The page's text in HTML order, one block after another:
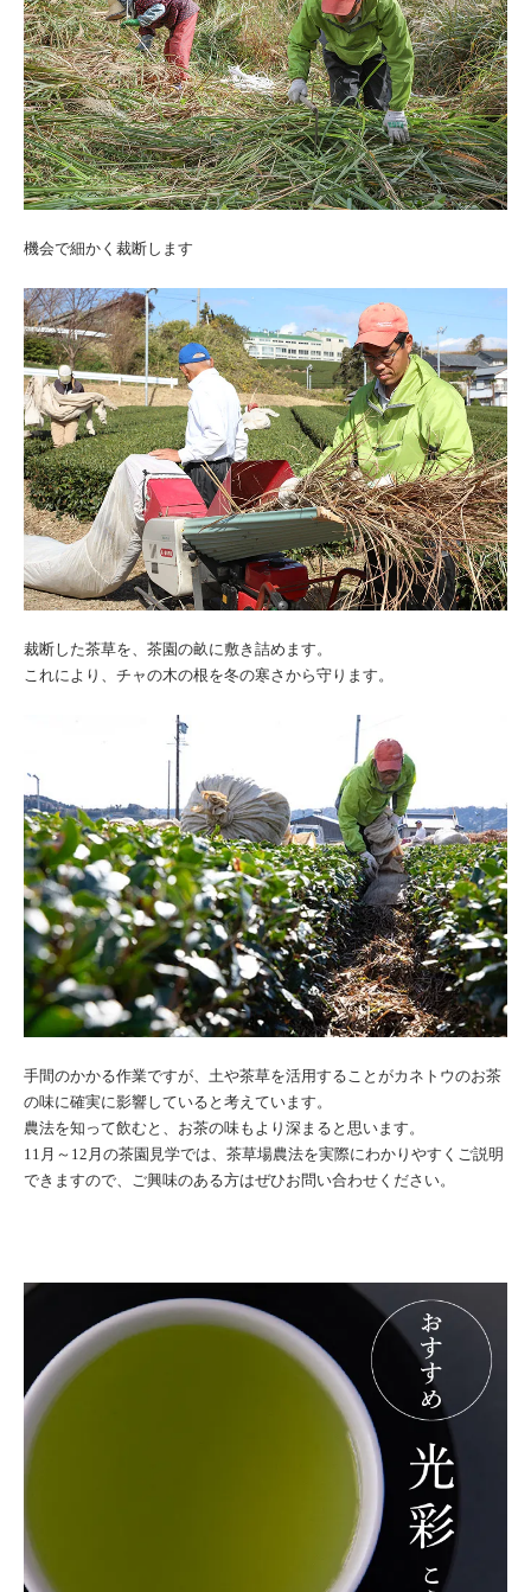
機会で細かく裁断します
裁断した茶草を、茶園の畝に敷き詰めます。
これにより、チャの木の根を冬の寒さから守ります。
手間のかかる作業ですが、土や茶草を活用することがカネトウのお茶
の味に確実に影響していると考えています。
農法を知って飲むと、お茶の味もより深まると思います。
11月～12月の茶園見学では、茶草場農法を実際にわかりやすくご説明
できますので、ご興味のある方はぜひお問い合わせください。